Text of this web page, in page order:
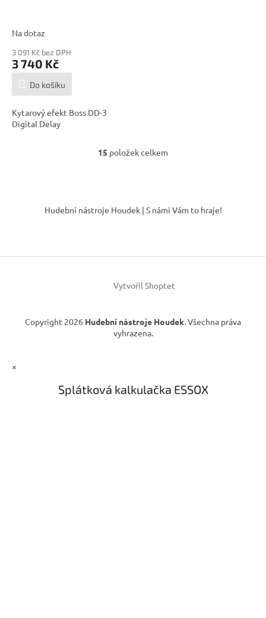
Na dotaz
3 091 Kč bez DPH
3 740 Kč
Do košíku
Kytarový efekt Boss DD-3
Digital Delay
O
a
r
k
y
p
i
15 položek celkem
í
Hudební nástroje Houdek | S námi Vám to hraje!
Vytvořil Shoptet
Copyright 2026 Hudební nástroje Houdek. Všechna práva
vyhrazena.
×
Splátková kalkulačka ESSOX